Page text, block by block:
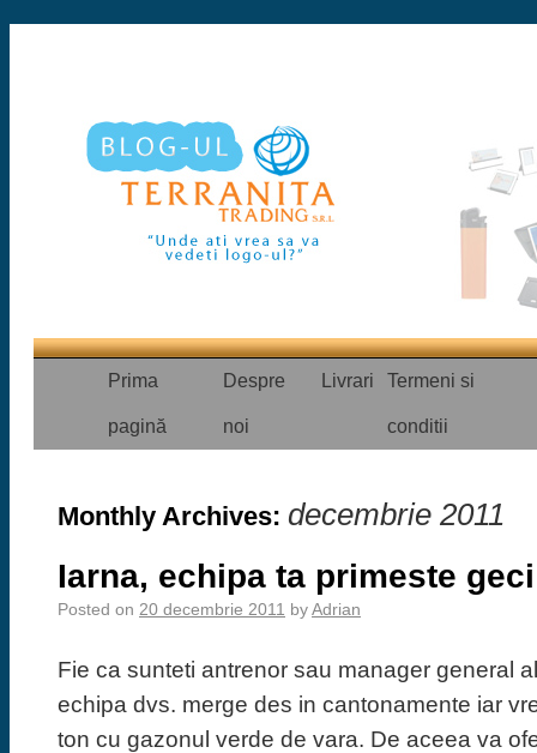
Prima
pagină
Despre
noi
Livrari Termeni si
conditii
Monthly Archives: decembrie 2011
Iarna, echipa ta primeste
Posted on 20 decembrie 2011 byAdrian
Fie ca sunteti antrenor sau manager general
echipa dvs. merge des in cantonamente iar
ton cu gazonul verde de vara. De aceea va